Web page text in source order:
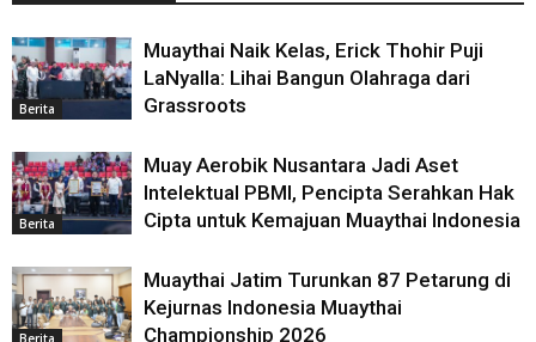
Berita
Muaythai Naik Kelas, Erick Thohir Puji
LaNyalla: Lihai Bangun Olahraga dari
Grassroots
Berita
Muay Aerobik Nusantara Jadi Aset
Intelektual PBMI, Pencipta Serahkan Hak
Cipta untuk Kemajuan Muaythai Indonesia
Berita
Muaythai Jatim Turunkan 87 Petarung di
Kejurnas Indonesia Muaythai
Championship 2026